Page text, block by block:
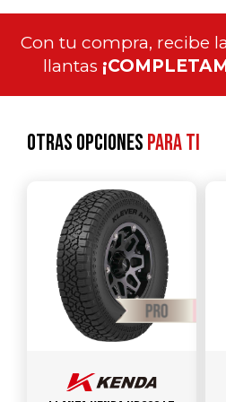
Con tu compra, recibe
llantas
Otras opcionespara ti